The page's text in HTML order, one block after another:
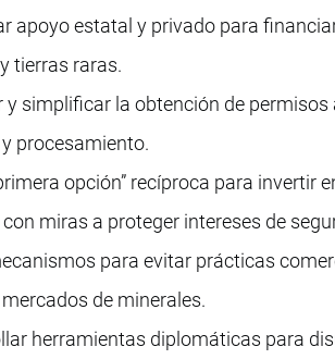
apoyo estatal y privado para
tierras raras.
y simplificar la obtención de
procesamiento.
opción” recíproca para
con miras a proteger intereses de
para evitar prácticas
de minerales.
herramientas diplomáticas para